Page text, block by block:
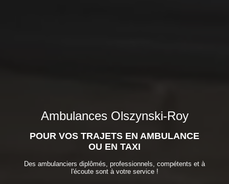
Ambulances Olszynski-Roy
POUR VOS TRAJETS EN AMBULANCE
OU EN TAXI
Des ambulanciers diplômés, professionnels, compétents et à
l'écoute sont à votre service !